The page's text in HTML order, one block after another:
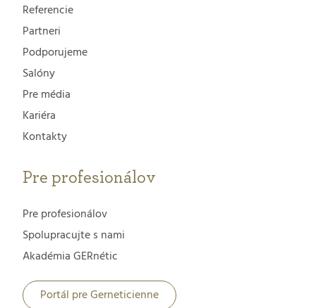
Referencie
Partneri
Podporujeme
Salóny
Pre média
Kariéra
Kontakty
Pre profesionálov
Pre profesionálov
Spolupracujte s nami
Akadémia GERnétic
Portál pre Gerneticienne